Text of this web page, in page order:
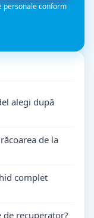
personale conform
alegi după
de la
complet
recuperator?